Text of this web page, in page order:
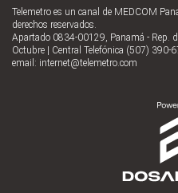
Telemetro es un canal de MEDCOM
derechos reservados.
Apartado 0834-00129, Panamá - Rep.
Octubre | Central Telefónica (507) 390-
email: internet@telemetro.com